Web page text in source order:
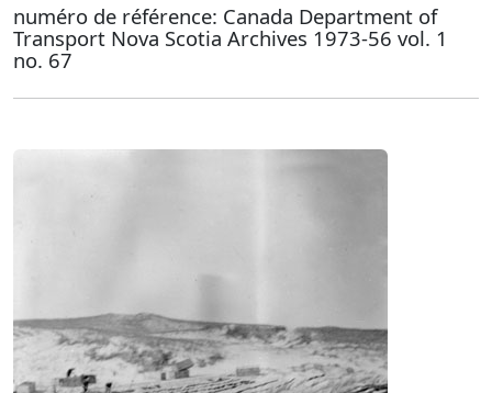
numéro de référence: Canada Department of
Transport Nova Scotia Archives 1973-56 vol. 1
no. 67